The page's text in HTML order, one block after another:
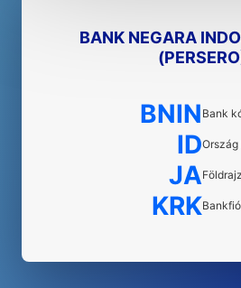
BANK NEGARA
BNIN Bank
IDOrszág
JA
KRK